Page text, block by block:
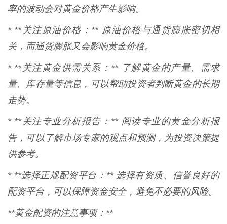
率的波动会对黄金价格产生影响。
* **关注原油价格：** 原油价格与通货膨胀密切相
关，而通货膨胀又会影响黄金价格。
* **关注黄金供需关系：** 了解黄金的产量、需求
量、库存量等信息，可以帮助投资者判断黄金的长期
走势。
* **关注专业分析报告：** 阅读专业的黄金分析报
告，可以了解市场专家的观点和预测，为投资决策提
供参考。
* **选择正规配资平台：** 选择有资质、信誉良好的
配资平台，可以保障资金安全，避免不必要的风险。
**黄金配资的注意事项：**